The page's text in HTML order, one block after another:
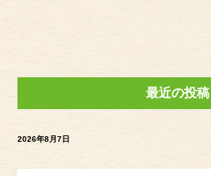
最近の投稿
2026年8月7日